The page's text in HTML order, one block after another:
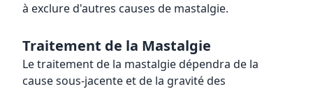
à exclure d'autres causes de mastalgie.
Traitement de la Mastalgie
Le traitement de la mastalgie dépendra de la
cause sous-jacente et de la gravité des